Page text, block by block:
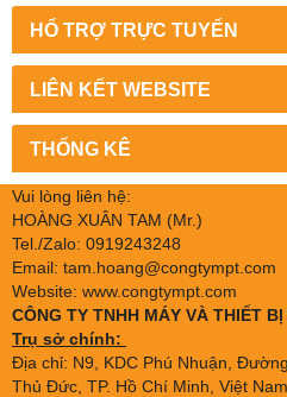
HỔ TRỢ TRỰC TUYẾN
LIÊN KẾT WEBSITE
THỐNG KÊ
Vui lòng liên hệ:
HOÀNG XUÂN TAM (Mr.)
Tel./Zalo: 0919243248
Email: tam.hoang@congtympt.com
Website: www.congtympt.com
CÔNG TY TNHH MÁY VÀ THIẾT
Trụ sở chính:
Địa chỉ: N9, KDC Phú Nhuận,
Thủ Đức, TP. Hồ Chí Minh, Việt Nam